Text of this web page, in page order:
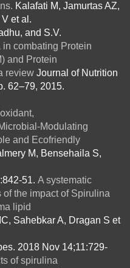
Kalafati M, Jamurtas AZ,
et al.
and S.V.
in combating Protein
and Protein
review Journal of Nutrition
62–79, 2015.
Modulating
and Ecofriendly
M, Bensehaila S,
51. A systematic
the impact of Spirulina
lipid
Sahebkar A, Dragan S et
2018 Nov 14;11:729-
of spirulina